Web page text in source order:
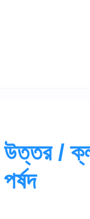
উত্তর /